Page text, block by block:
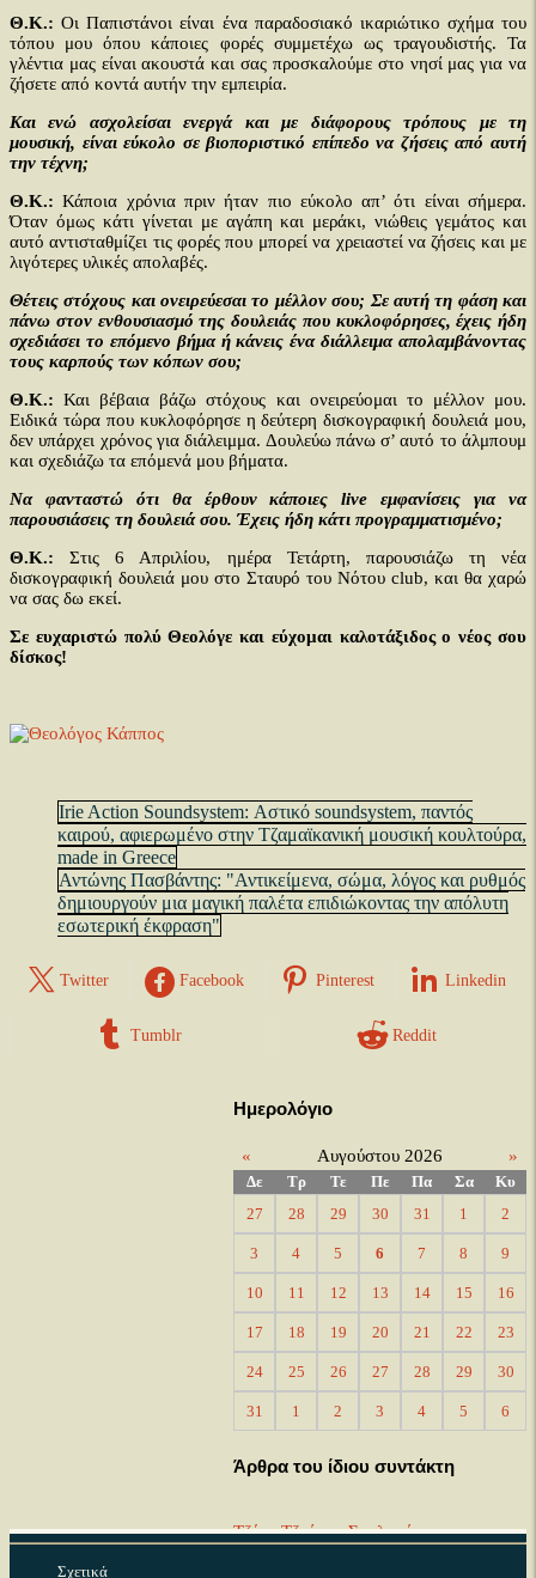
Θ.Κ.: Οι Παπιστάνοι είναι ένα παραδοσιακό ικαριώτικο σχήμα του
τόπου μου όπου κάποιες φορές συμμετέχω ως τραγουδιστής. Τα
γλέντια μας είναι ακουστά και σας προσκαλούμε στο νησί μας για να
ζήσετε από κοντά αυτήν την εμπειρία.
Και ενώ ασχολείσαι ενεργά και με διάφορους τρόπους με τη
μουσική, είναι εύκολο σε βιοποριστικό επίπεδο να ζήσεις από αυτή
την τέχνη;
Θ.Κ.: Κάποια χρόνια πριν ήταν πιο εύκολο απ’ ότι είναι σήμερα.
Όταν όμως κάτι γίνεται με αγάπη και μεράκι, νιώθεις γεμάτος και
αυτό αντισταθμίζει τις φορές που μπορεί να χρειαστεί να ζήσεις και με
λιγότερες υλικές απολαβές.
Θέτεις στόχους και ονειρεύεσαι το μέλλον σου; Σε αυτή τη φάση και
πάνω στον ενθουσιασμό της δουλειάς που κυκλοφόρησες, έχεις ήδη
σχεδιάσει το επόμενο βήμα ή κάνεις ένα διάλλειμα απολαμβάνοντας
τους καρπούς των κόπων σου;
Θ.Κ.: Και βέβαια βάζω στόχους και ονειρεύομαι το μέλλον μου.
Ειδικά τώρα που κυκλοφόρησε η δεύτερη δισκογραφική δουλειά μου,
δεν υπάρχει χρόνος για διάλειμμα. Δουλεύω πάνω σ’ αυτό το άλμπουμ
και σχεδιάζω τα επόμενά μου βήματα.
Να φανταστώ ότι θα έρθουν κάποιες live εμφανίσεις για να
παρουσιάσεις τη δουλειά σου. Έχεις ήδη κάτι προγραμματισμένο;
Θ.Κ.: Στις 6 Απριλίου, ημέρα Τετάρτη, παρουσιάζω τη νέα
δισκογραφική δουλειά μου στο Σταυρό του Νότου club, και θα χαρώ
να σας δω εκεί.
Σε ευχαριστώ πολύ Θεολόγε και εύχομαι καλοτάξιδος ο νέος σου
δίσκος!
Irie Action Soundsystem: Αστικό soundsystem, παντός
καιρού, αφιερωμένο στην Τζαμαϊκανική μουσική κουλτούρα,
made in Greece
Αντώνης Πασβάντης: "Αντικείμενα, σώμα, λόγος και ρυθμός
δημιουργούν μια μαγική παλέτα επιδιώκοντας την απόλυτη
εσωτερική έκφραση"
Twitter Facebook Pinterest Linkedin
Tumblr Reddit
Ημερολόγιο
« Αυγούστου 2026 »
Δε Τρ Τε Πε Πα Σα
Κυ
27
28 29 30 31 1 2
3 4 5 6 7 8 9
10 11 12 13 14 15 16
17 18 19 20 21 22 23
24 25 26 27 28 29 30
31 1 2 3 4 5 6
Άρθρα του ίδιου συντάκτη
Τζένη Τζοάννα Σουλκούκη
Σχετικά